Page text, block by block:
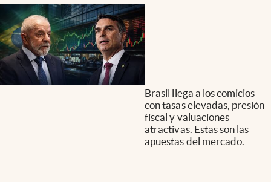
Brasil llega a los comicios
con tasas elevadas, presión
fiscal y valuaciones
atractivas. Estas son las
apuestas del mercado.